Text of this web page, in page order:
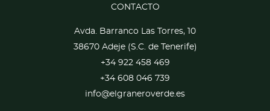
CONTACTO
Avda. Barranco Las Torres, 10
38670 Adeje (S.C. de Tenerife)
+34 922 458 469
+34 608 046 739
info@elgraneroverde.es